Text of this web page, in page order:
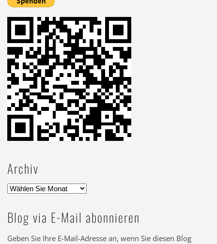
Archiv
Blog via E-Mail abonnieren
Geben Sie Ihre E-Mail-Adresse an, wenn Sie diesen Blog